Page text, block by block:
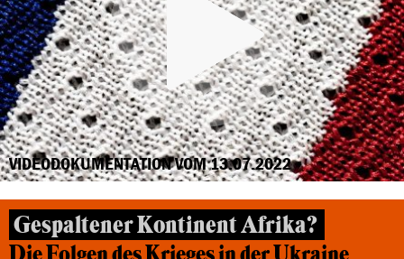
VIDEODOKUMENTATION VOM 13.07.2022
Gespaltener Kontinent Afrika?